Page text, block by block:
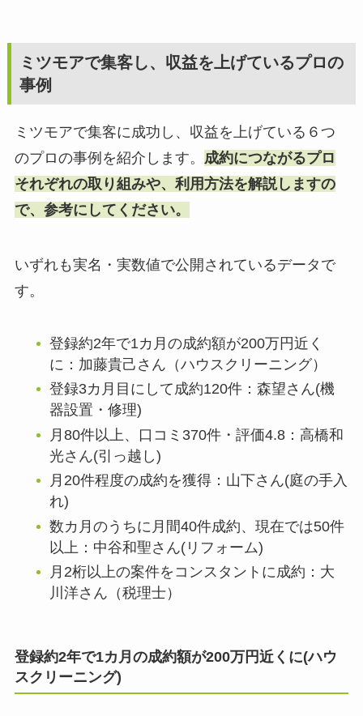
ミツモアで集客し、収益を上げているプロの
事例
ミツモアで集客に成功し、収益を上げている６つ
のプロの事例を紹介します。 成約につながるプロ
それぞれの取り組みや、利用方法を解説しますの
で、参考にしてください。
いずれも実名・実数値で公開されているデータで
す。
登録約2年で1カ月の成約額が200万円近く
に：加藤貴己さん（ハウスクリーニング）
登録3カ月目にして成約120件：森望さん(機
器設置・修理)
月80件以上、口コミ370件・評価4.8：高橋和
光さん(引っ越し)
月20件程度の成約を獲得：山下さん(庭の手入
れ)
数カ月のうちに月間40件成約、現在では50件
以上：中谷和聖さん(リフォーム)
月2桁以上の案件をコンスタントに成約：大
川洋さん（税理士）
登録約2年で1カ月の成約額が200万円近くに(ハウ
スクリーニング)